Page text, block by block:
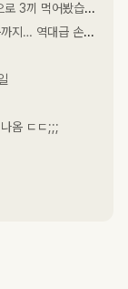
마켓컬리에서 이걸 판다고? 신기한 마켓컬리 음식으로 3끼 먹어봤습니다
내 성형 전 사진 올린 친구부터 친구 여친 뺏은 친구까지… 역대급 손절 썰 배틀ㅋㅋㅋㅋ [썰크크 2회]
옴 ㄷㄷ;;;